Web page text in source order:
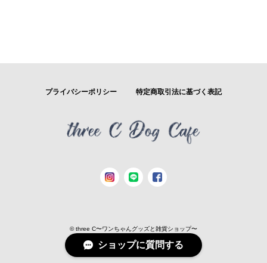
プライバシーポリシー 特定商取引法に基づく表記
© three C〜ワンちゃんグッズと雑貨ショップ〜
ショップに質問する